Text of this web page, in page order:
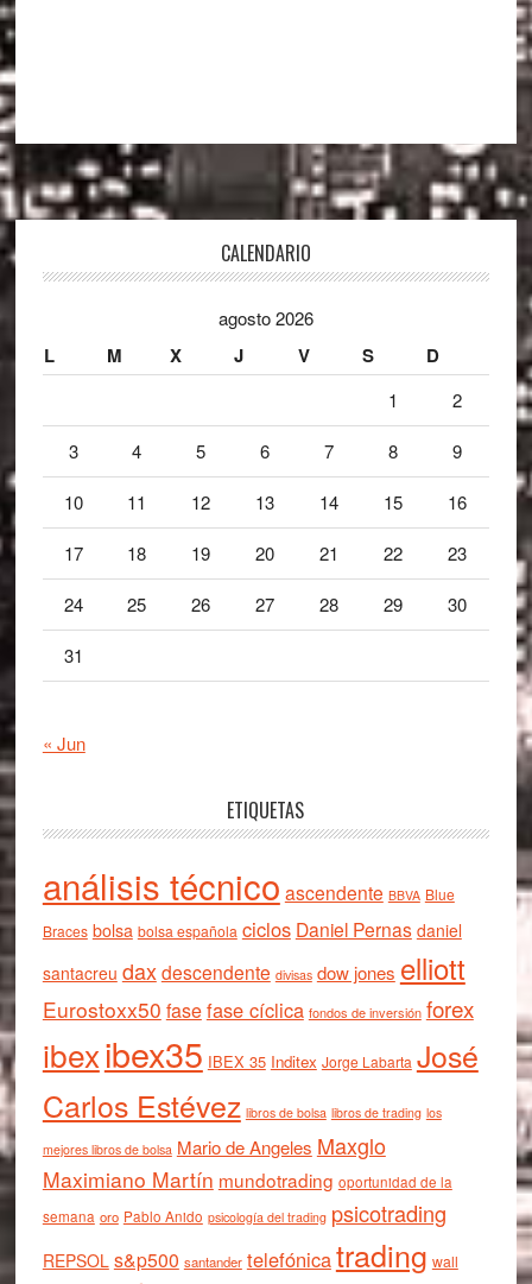
CALENDARIO
agosto 2026
L M X J V S D
1 2
3 4 5 6 7 8 9
10 11 12 13 14 15 16
17 18 19 20 21 22 23
24 25 26 27 28 29 30
31
« Jun
ETIQUETAS
análisis técnico ascendente BBVA Blue
Braces bolsa bolsa española ciclos Daniel Pernas daniel
santacreu daxdescendente divisas dow jones elliott
Eurostoxx50 fasefase cíclica fondos de inversión forex
ibexibex35 IBEX 35 Inditex Jorge Labarta José
Carlos Estévez libros de bolsa libros de trading los
mejores libros de bolsa Mario de Angeles Maxglo
Maximiano Martín mundotrading oportunidad de la
semana oro Pablo Anido psicología del trading psicotrading
REPSOL s&p500 santander telefónicatrading wall